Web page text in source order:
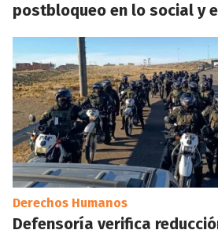
postbloqueo en lo social y
Derechos Humanos
Defensoría verifica